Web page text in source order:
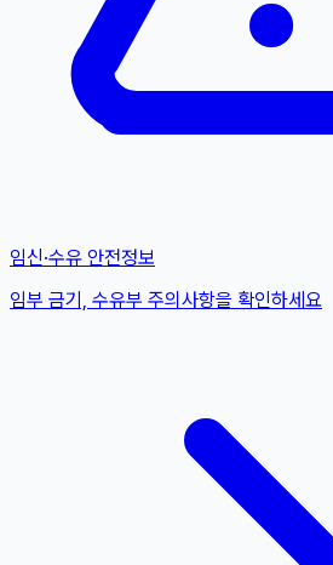
임신·수유 안전정보
임부 금기, 수유부 주의사항을 확인하세요